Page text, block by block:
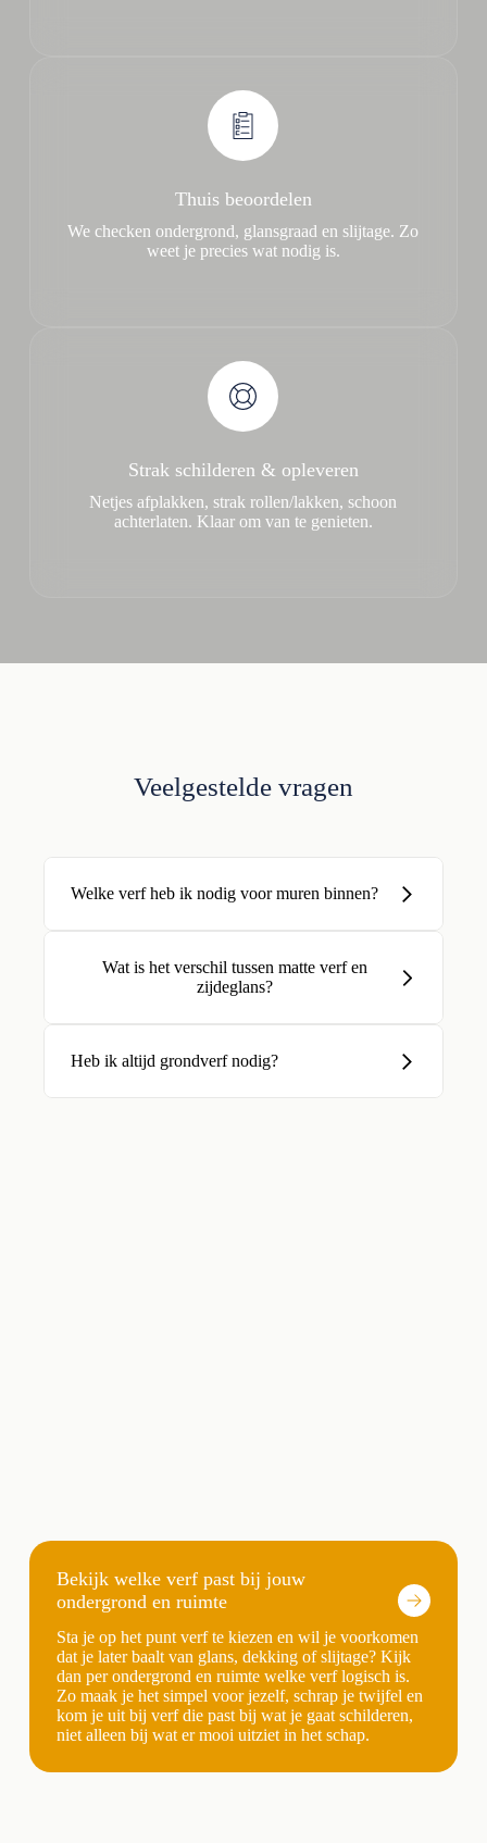
Thuis beoordelen
We checken ondergrond, glansgraad en slijtage. Zo
weet je precies wat nodig is.
Strak schilderen & opleveren
Netjes afplakken, strak rollen/lakken, schoon
achterlaten. Klaar om van te genieten.
Veelgestelde vragen
Welke verf heb ik nodig voor muren binnen?
Wat is het verschil tussen matte verf en
zijdeglans?
Heb ik altijd grondverf nodig?
Bekijk welke verf past bij jouw
ondergrond en ruimte
Sta je op het punt verf te kiezen en wil je voorkomen
dat je later baalt van glans, dekking of slijtage? Kijk
dan per ondergrond en ruimte welke verf logisch is.
Zo maak je het simpel voor jezelf, schrap je twijfel en
kom je uit bij verf die past bij wat je gaat schilderen,
niet alleen bij wat er mooi uitziet in het schap.